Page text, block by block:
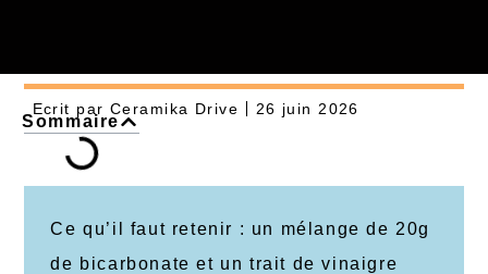
Ecrit par Ceramika Drive 26 juin 2026
Sommaire
Ce qu’il faut retenir : un mélange de 20g
de bicarbonate et un trait de vinaigre